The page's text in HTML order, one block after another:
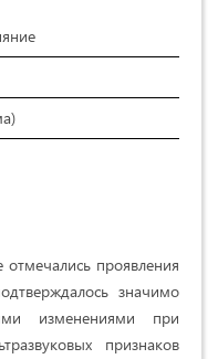
проявления
значимо
изменениями при
признаков